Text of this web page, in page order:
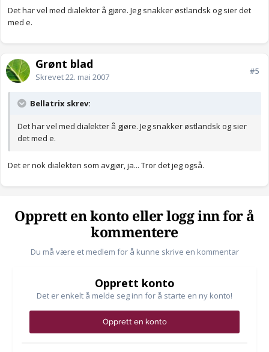
Det har vel med dialekter å gjøre. Jeg snakker østlandsk og sier det
med e.
Grønt blad
Skrevet22. mai 2007
#5
Bellatrix skrev:
Det har vel med dialekter å gjøre. Jeg snakker østlandsk og sier
det med e.
Det er nok dialekten som avgjør, ja... Tror det jeg også.
Opprett en konto eller logg inn for å
kommentere
Du må være et medlem for å kunne skrive en kommentar
Opprett konto
Det er enkelt å melde seg inn for å starte en ny konto!
Opprett en konto